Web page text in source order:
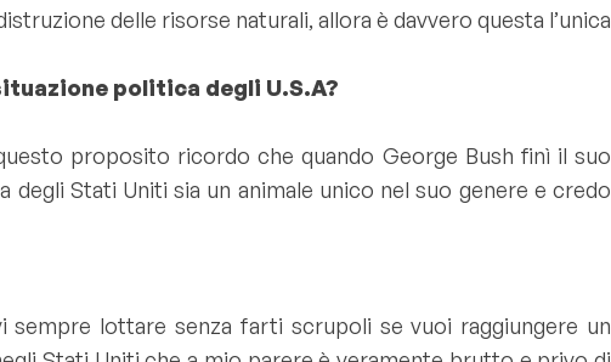
delle risorse naturali, allora è davvero questa l’unica
politica degli U.S.A?
proposito ricordo che quando George Bush finì il suo
Stati Uniti sia un animale unico nel suo genere e credo
lottare senza farti scrupoli se vuoi raggiungere un